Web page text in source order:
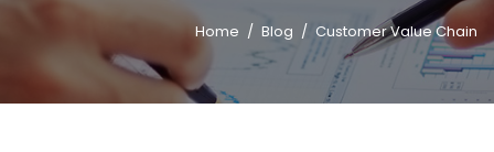
Home Blog Customer Value Chain